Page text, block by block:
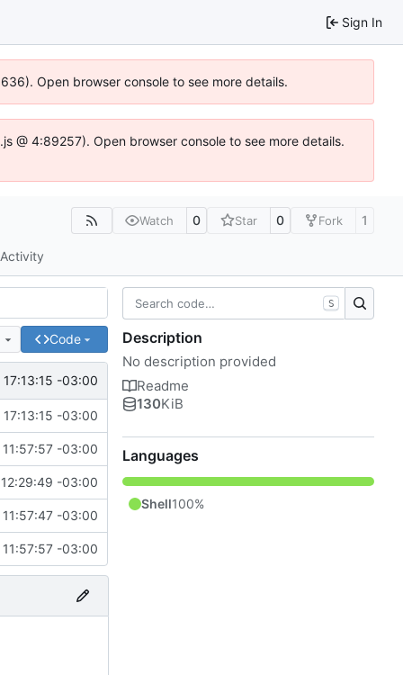
Sign In
Open browser console to see more details.
@ 4:89257). Open browser console to see more details.
Watch 0 Star 0 Fork 1
Activity
Code
-03:00
-03:00
-03:00
-03:00
-03:00
-03:00
S
Description
No description provided
Readme
130KiB
Languages
Shell100%